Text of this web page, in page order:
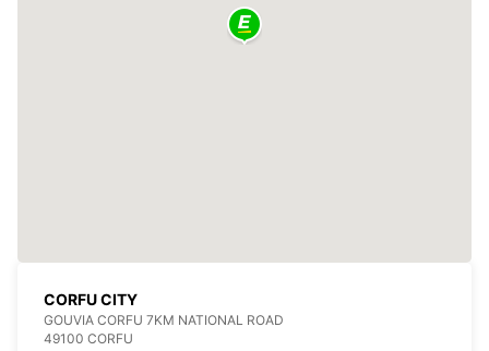
CORFU CITY
GOUVIA CORFU 7KM NATIONAL ROAD
49100 CORFU